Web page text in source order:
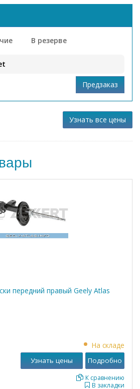
В резерве
Узнать все цены
передний правый Geely Atlas
На складе
В закладки
К сравнению
Узнать цены Подробно